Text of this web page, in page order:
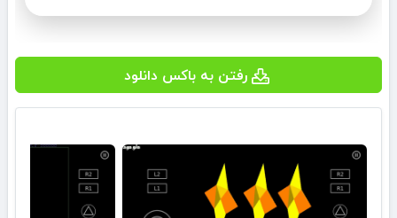
رفتن به باکس دانلود